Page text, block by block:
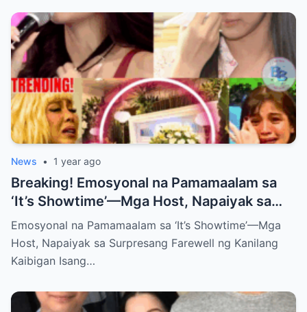
News • 1 year ago
Breaking! Emosyonal na Pamamaalam sa
‘It’s Showtime’—Mga Host, Napaiyak sa
Surpresang Farewell ng Kanilang Kaibigan
Emosyonal na Pamamaalam sa ‘It’s Showtime’—Mga
Host, Napaiyak sa Surpresang Farewell ng Kanilang
Kaibigan Isang…